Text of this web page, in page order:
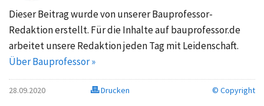
Dieser Beitrag wurde von unserer Bauprofessor-
Redaktion erstellt. Für die Inhalte auf bauprofessor.de
arbeitet unsere Redaktion jeden Tag mit Leidenschaft.
Über Bauprofessor »
28.09.2020 Drucken © Copyright